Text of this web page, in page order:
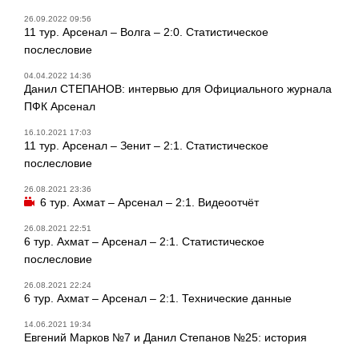
26.09.2022 09:56
11 тур. Арсенал – Волга – 2:0. Статистическое
послесловие
04.04.2022 14:36
Данил СТЕПАНОВ: интервью для Официального журнала
ПФК Арсенал
16.10.2021 17:03
11 тур. Арсенал – Зенит – 2:1. Статистическое
послесловие
26.08.2021 23:36
6 тур. Ахмат – Арсенал – 2:1. Видеоотчёт
26.08.2021 22:51
6 тур. Ахмат – Арсенал – 2:1. Статистическое
послесловие
26.08.2021 22:24
6 тур. Ахмат – Арсенал – 2:1. Технические данные
14.06.2021 19:34
Евгений Марков №7 и Данил Степанов №25: история